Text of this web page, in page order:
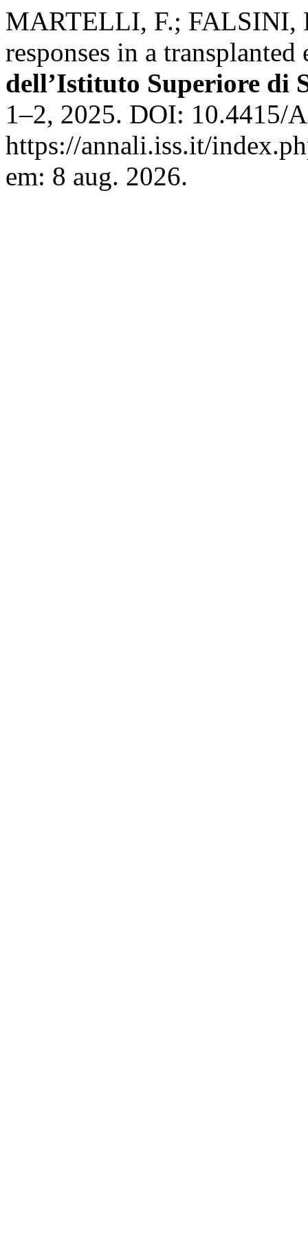
MARTELLI, F.; FALSINI,
responses in a
dell’Istituto Superiore di
1–2, 2025. DOI: 10.4415/
https://annali.iss.it/
em: 8 aug. 2026.